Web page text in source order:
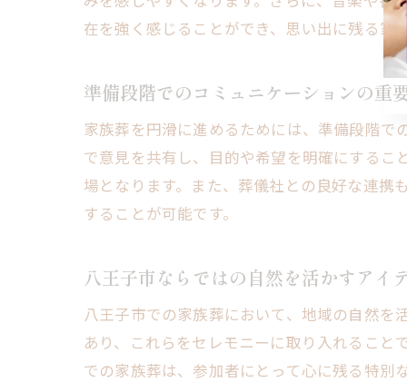
八
在を強く感じることができ、思い出に残る家
準備段階でのコミュニケーションの重
家族葬を円滑に進めるためには、準備段階
で意見を共有し、目的や希望を明確にする
場となります。また、葬儀社との良好な連携
することが可能です。
八王子市ならではの自然を活かすアイ
八王子市での家族葬において、地域の自然
あり、これらをセレモニーに取り入れるこ
での家族葬は、参加者にとって心に残る特